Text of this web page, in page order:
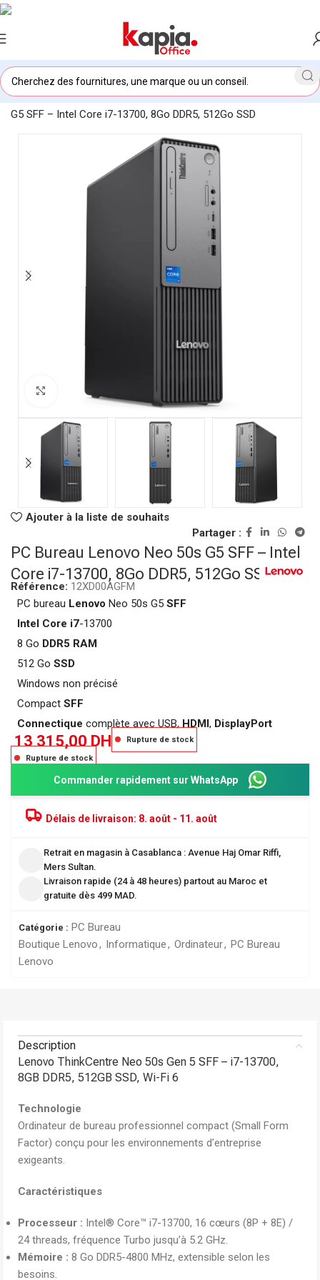
Accueil/KAPIA OFFICE MAROC/PC Bureau Lenovo Neo 50s
G5 SFF – Intel Core i7-13700, 8Go DDR5, 512Go SSD
Click to enlarge
Ajouter à la liste de souhaits
Partager :
PC Bureau Lenovo Neo 50s G5 SFF – Intel
Core i7-13700, 8Go DDR5, 512Go SSD
Référence: 12XD00AGFM
PC bureau Lenovo Neo 50s G5 SFF
Intel Core i7-13700
8 Go DDR5 RAM
512 Go SSD
Windows non précisé
Compact SFF
Connectique complète avec USB, HDMI, DisplayPort
13 315,00DH
Rupture de stock
Rupture de stock
Commander rapidement sur WhatsApp
Délais de livraison: 8. août - 11. août
Retrait en magasin à Casablanca : Avenue Haj Omar Riffi,
Mers Sultan.
Livraison rapide (24 à 48 heures) partout au Maroc et
gratuite dès 499 MAD.
Catégorie : PC Bureau
Boutique Lenovo, Informatique, Ordinateur, PC Bureau
Lenovo
Description
Lenovo ThinkCentre Neo 50s Gen 5 SFF – i7-13700,
8GB DDR5, 512GB SSD, Wi-Fi 6
Technologie
Ordinateur de bureau professionnel compact (Small Form
Factor) conçu pour les environnements d’entreprise
exigeants.
Caractéristiques
Processeur : Intel® Core™ i7-13700, 16 cœurs (8P + 8E) /
24 threads, fréquence Turbo jusqu’à 5.2 GHz.
Mémoire : 8 Go DDR5-4800 MHz, extensible selon les
besoins.